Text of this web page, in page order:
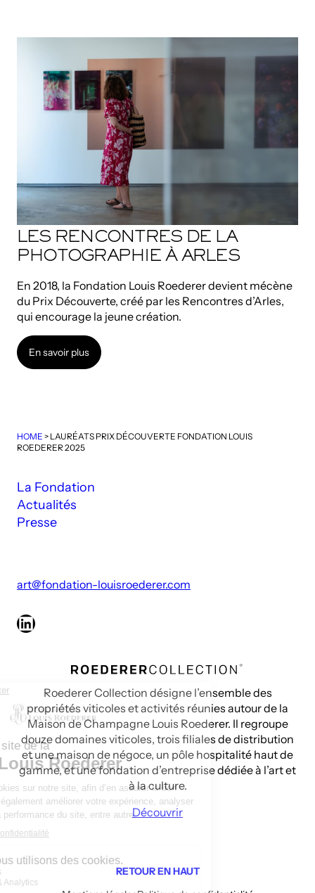
LES RENCONTRES DE LA
PHOTOGRAPHIE À ARLES
En 2018, la Fondation Louis Roederer devient mécène
du Prix Découverte, créé par les Rencontres d’Arles,
qui encourage la jeune création.
En savoir plus
HOME > LAURÉATS PRIX DÉCOUVERTE FONDATION LOUIS
ROEDERER 2025
La Fondation
Actualités
Presse
art@fondation-louisroederer.com
LinkedIn
Roederer Collection désigne l’ensemble des
propriétés viticoles et activités réunies autour de la
Maison de Champagne Louis Roederer. Il regroupe
douze domaines viticoles, trois filiales de distribution
et une maison de négoce, un pôle hospitalité haut de
gamme, et une fondation d’entreprise dédiée à l’art et
à la culture.
Découvrir
RETOUR EN HAUT